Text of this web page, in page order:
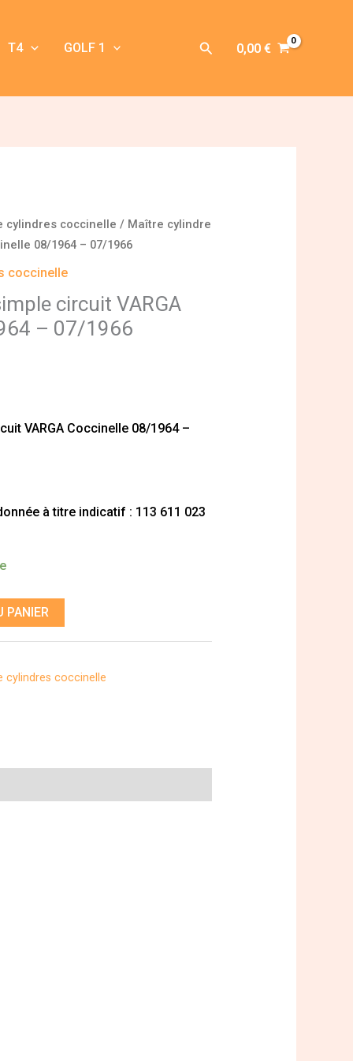
T4 GOLF 1 Rechercher
0,00 €
cylindres coccinelle / Maître cylindre
08/1964 – 07/1966
coccinelle
circuit VARGA
– 07/1966
VARGA Coccinelle 08/1964 –
à titre indicatif : 113 611 023
PANIER
cylindres coccinelle